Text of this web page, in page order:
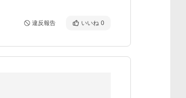
違反報告 いいね 0